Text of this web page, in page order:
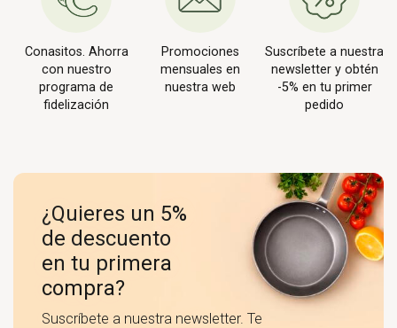
Conasitos. Ahorra
con nuestro
programa de
fidelización
Promociones
mensuales en
nuestra web
Suscríbete a nuestra
newsletter y obtén
-5% en tu primer
pedido
¿Quieres un 5%
de descuento
en tu primera
compra?
Suscríbete a nuestra newsletter. Te